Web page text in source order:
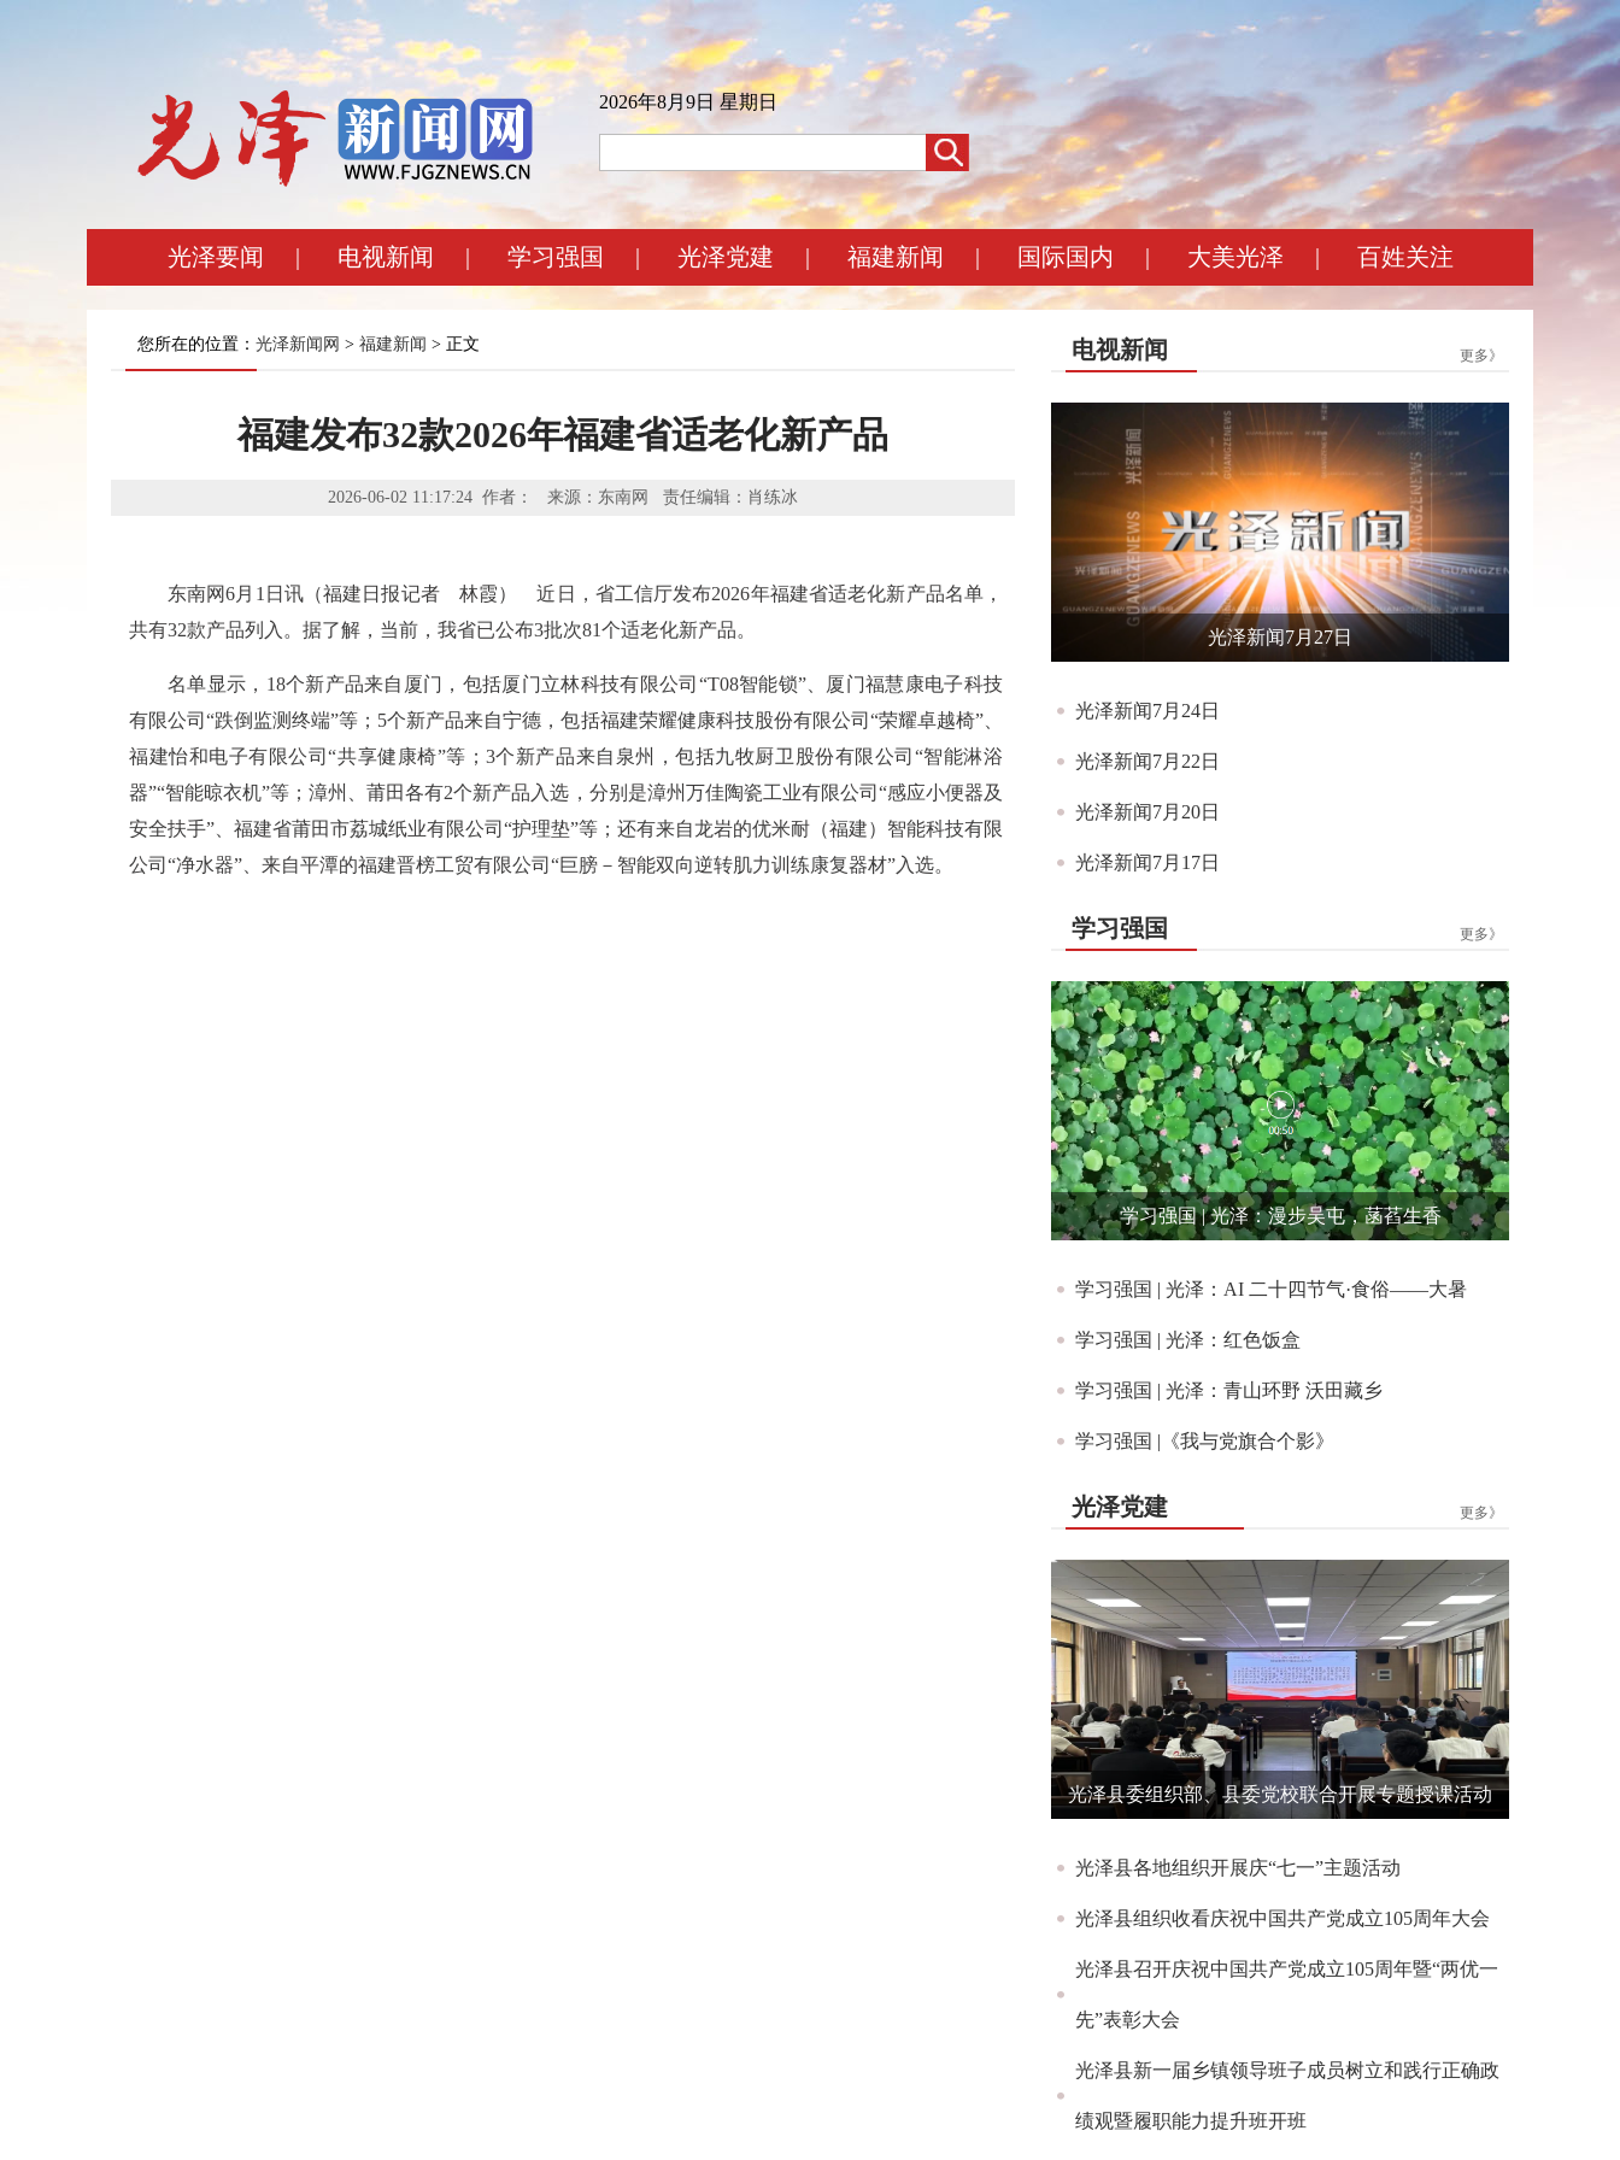
2026年8月9日 星期日
光泽要闻 | 电视新闻 | 学习强国 | 光泽党建 | 福建新闻 | 国际国内 | 大美光泽 | 百姓关注
您所在的位置： 光泽新闻网 > 福建新闻 > 正文
福建发布32款2026年福建省适老化新产品
2026-06-02 11:17:24 作者： 来源：东南网 责任编辑：肖练冰
东南网6月1日讯（福建日报记者 林霞） 近日，省工信厅发布2026年福建省适老化新产品名单，
共有32款产品列入。据了解，当前，我省已公布3批次81个适老化新产品。
名单显示，18个新产品来自厦门，包括厦门立林科技有限公司“T08智能锁”、厦门福慧康电子科技
有限公司“跌倒监测终端”等；5个新产品来自宁德，包括福建荣耀健康科技股份有限公司“荣耀卓越椅”、
福建怡和电子有限公司“共享健康椅”等；3个新产品来自泉州，包括九牧厨卫股份有限公司“智能淋浴
器”“智能晾衣机”等；漳州、莆田各有2个新产品入选，分别是漳州万佳陶瓷工业有限公司“感应小便器及
安全扶手”、福建省莆田市荔城纸业有限公司“护理垫”等；还有来自龙岩的优米耐（福建）智能科技有限
公司“净水器”、来自平潭的福建晋榜工贸有限公司“巨膀－智能双向逆转肌力训练康复器材”入选。
更多》
电视新闻
光泽新闻7月27日
光泽新闻7月24日
光泽新闻7月22日
光泽新闻7月20日
光泽新闻7月17日
更多》
学习强国
学习强国 | 光泽：漫步吴屯，菡萏生香
学习强国 | 光泽：AI 二十四节气·食俗——大暑
学习强国 | 光泽：红色饭盒
学习强国 | 光泽：青山环野 沃田藏乡
学习强国 |《我与党旗合个影》
更多》
光泽党建
光泽县委组织部、县委党校联合开展专题授课活动
光泽县各地组织开展庆“七一”主题活动
光泽县组织收看庆祝中国共产党成立105周年大会
光泽县召开庆祝中国共产党成立105周年暨“两优一
先”表彰大会
光泽县新一届乡镇领导班子成员树立和践行正确政
绩观暨履职能力提升班开班